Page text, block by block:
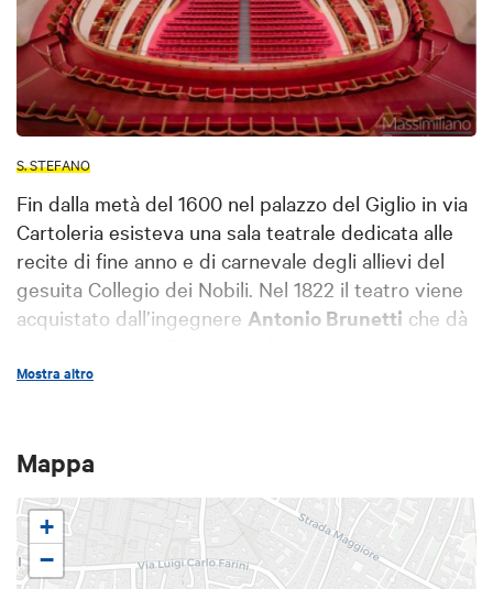
S. STEFANO
Fin dalla metà del 1600 nel palazzo del Giglio in via
Cartoleria esisteva una sala teatrale dedicata alle
recite di fine anno e di carnevale degli allievi del
gesuita Collegio dei Nobili. Nel 1822 il teatro viene
acquistato dall’ingegnere Antonio Brunetti che dà
marionette ed esegue un primo restauro nel 1830.
lavori di ristrutturazione, viene inaugurato cinque
presentava due ordini di gallerie ed un loggione
sostenuti da colonne in ferro mentre le decorazioni
pittoriche sono eseguite da Valentine Solmi e
Mostra altro
Mappa
+
−